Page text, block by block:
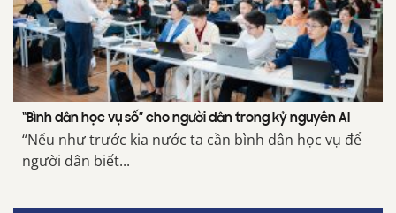
“Bình dân học vụ số” cho người dân trong kỷ nguyên AI
“Nếu như trước kia nước ta cần bình dân học vụ để
người dân biết...